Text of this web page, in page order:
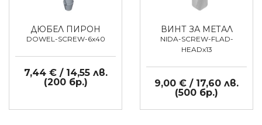
ДЮБЕЛ ПИРОН
DOWEL-SCREW-6x40
7,44 € / 14,55 лв.
(200 бр.)
ВИНТ ЗА МЕТАЛ
NIDA-SCREW-FLAD-
HEADx13
9,00 € / 17,60 лв.
(500 бр.)